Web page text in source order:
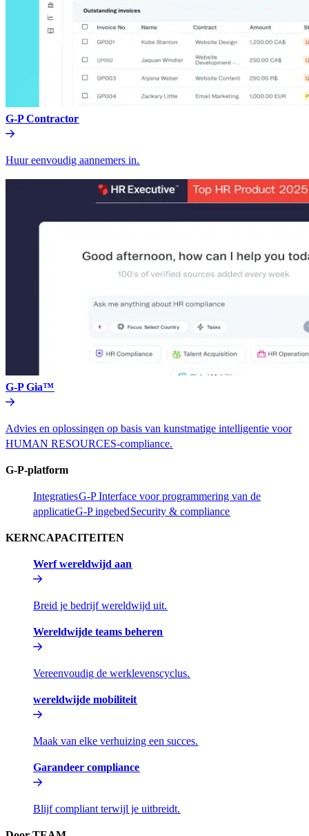
G-P Contractor​​
Huur eenvoudig aannemers in.​​
G-P Gia™​​
Advies en oplossingen op basis van kunstmatige intelligentie voor
HUMAN RESOURCES-compliance.​​
G-P-platform​​
Integraties​​G-P Interface voor programmering van de
applicatie​​G-P ingebed​​Security & compliance​​
KERNCAPACITEITEN​​
Werf wereldwijd aan​​
Breid je bedrijf wereldwijd uit.​​
Wereldwijde teams beheren​​
Vereenvoudig de werklevenscyclus.​​
wereldwijde mobiliteit​​
Maak van elke verhuizing een succes.​​
Garandeer compliance​​
Blijf compliant terwijl je uitbreidt.​​